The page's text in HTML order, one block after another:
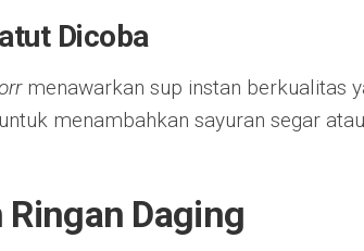
Dicoba
menawarkan sup instan berkualitas
menambahkan sayuran segar
Daging